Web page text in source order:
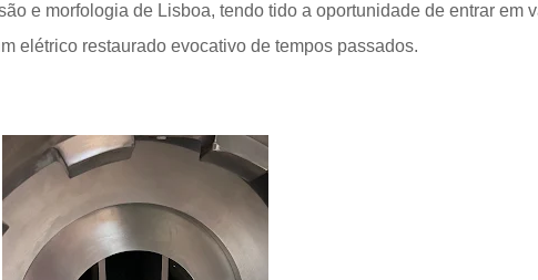
e morfologia de Lisboa, tendo tido a oportunidade de entrar em
elétrico restaurado evocativo de tempos passados.